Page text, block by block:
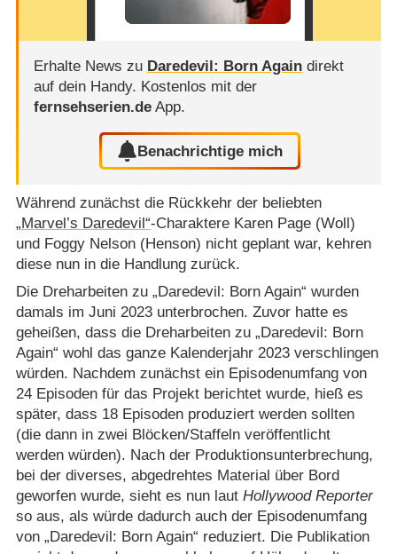
Erhalte News zu Daredevil: Born Againdirekt
auf dein Handy. Kostenlos mit der
fernsehserien.deApp.
Benachrichtige mich
Während zunächst die Rückkehr der beliebten
„Marvel’s Daredevil“-Charaktere Karen Page (Woll)
und Foggy Nelson (Henson) nicht geplant war, kehren
diese nun in die Handlung zurück.
Die Dreharbeiten zu „Daredevil: Born Again“ wurden
damals im Juni 2023 unterbrochen. Zuvor hatte es
geheißen, dass die Dreharbeiten zu „Daredevil: Born
Again“ wohl das ganze Kalenderjahr 2023 verschlingen
würden. Nachdem zunächst ein Episodenumfang von
24 Episoden für das Projekt berichtet wurde, hieß es
später, dass 18 Episoden produziert werden sollten
(die dann in zwei Blöcken/​Staffeln veröffentlicht
werden würden). Nach der Produktionsunterbrechung,
bei der diverses, abgedrehtes Material über Bord
geworfen wurde, sieht es nun laut Hollywood Reporter
so aus, als würde dadurch auch der Episodenumfang
von „Daredevil: Born Again“ reduziert. Die Publikation